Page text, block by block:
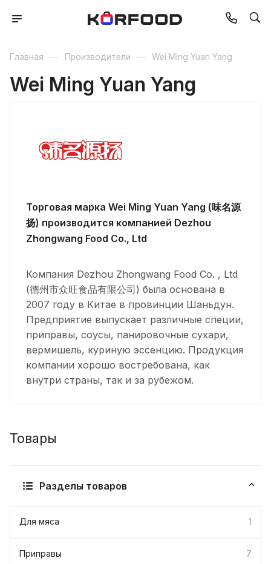
Главная — Производители — Wei Ming Yuan Yang
Wei Ming Yuan Yang
Торговая марка Wei Ming Yuan Yang (味名源
扬) производится компанией Dezhou
Zhongwang Food Co., Ltd
Компания Dezhou Zhongwang Food Co. , Ltd
(德州市众旺食品有限公司) была основана в
2007 году в Китае в провинции Шаньдун.
Предприятие выпускает различные специи,
приправы, соусы, панировочные сухари,
вермишель, куриную эссенцию. Продукция
компании хорошо востребована, как
внутри страны, так и за рубежом.
Товары
Разделы товаров
Для мяса 1
Приправы 7